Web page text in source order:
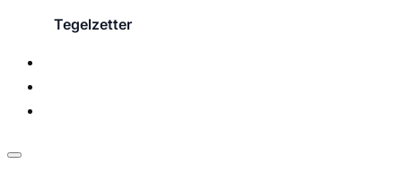
Tegelzetter